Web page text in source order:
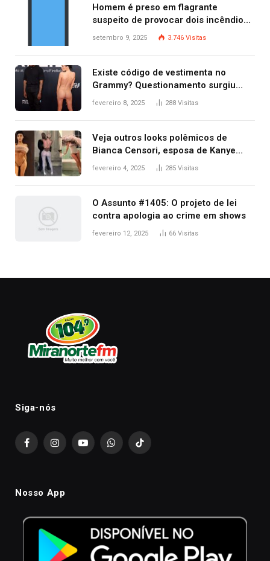
Homem é preso em flagrante
suspeito de provocar dois incêndios
criminosos no mesmo dia
setembro 9, 2025 3.746 Visitas
Existe código de vestimenta no
Grammy? Questionamento surgiu
após Bianca Censori, mulher de
fevereiro 8, 2025 288 Visitas
Veja outros looks polêmicos de
Bianca Censori, esposa de Kanye
West que apareceu nua no Grammy
fevereiro 4, 2025 285 Visitas
O Assunto #1405: O projeto de lei
contra apologia ao crime em shows
fevereiro 12, 2025 66 Visitas
Siga-nós
FacebookInstagramYouTubeWhatsAppTikTok
Nosso App